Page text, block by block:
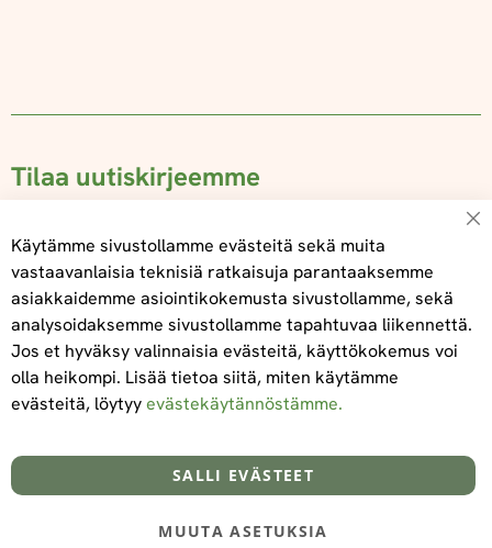
Tilaa uutiskirjeemme
Tilaa
Tietoa meistä
@‌2025 FooDeliDoo
Toimitus- ja maksuehdot
Käytämme sivustollamme evästeitä sekä muita
vastaavanlaisia teknisiä ratkaisuja parantaaksemme
asiakkaidemme asiointikokemusta sivustollamme, sekä
analysoidaksemme sivustollamme tapahtuvaa liikennettä.
Jos et hyväksy valinnaisia evästeitä, käyttökokemus voi
olla heikompi. Lisää tietoa siitä, miten käytämme
evästeitä, löytyyevästekäytännöstämme.
SALLI EVÄSTEET
MUUTA ASETUKSIA